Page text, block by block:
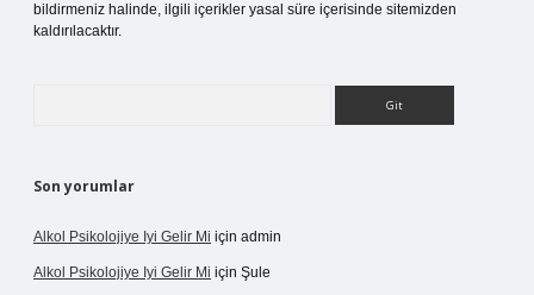
bildirmeniz halinde, ilgili içerikler yasal süre içerisinde sitemizden
kaldırılacaktır.
Son yorumlar
Alkol Psikolojiye Iyi Gelir Mi için admin
Alkol Psikolojiye Iyi Gelir Mi için Şule